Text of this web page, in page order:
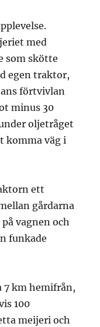
med
som skötte
egen traktor,
förtvivlan
minus 30
oljetråget
komma väg i
ett
gårdarna
vagnen och
funkade
7 km hemifrån,
100
meijeri och